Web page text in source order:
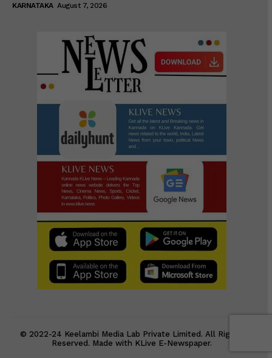
KARNATAKA August 7, 2026
© 2022-24 Keelambi Media Lab Private Limited. All Rights
Reserved. Made with KLive E-Newspaper.